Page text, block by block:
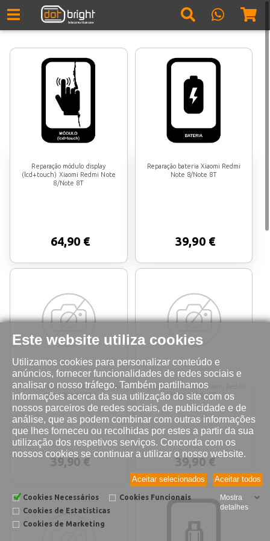
Este website utiliza cookies
Utilizamos cookies para personalizar conteúdo e
anúncios, fornecer funcionalidades de redes sociais e
analisar o nosso tráfego. Também partilhamos
informações acerca da sua utilização do site com os
nossos parceiros de redes sociais, de publicidade e de
análise, que as podem combinar com outras informações
que lhes forneceu ou recolhidas por estes a partir da sua
utilização dos respetivos serviços. Concorda com os
nossos cookies se continuar a utilizar o nosso website.
Aceitar todos
Aceitar selecionados
Cookies Necessários
Cookies Funcionais
Cookies de Estatísticas
Cookies de Marketing
Mostra
detalhes
Reparação módulo display
(lcd+touch) Xiaomi Redmi Note
8/Note 8T
64,90 €
Reparação bateria Xiaomi Redmi
Note 8/Note 8T
39,90 €
Reparação altifalante Xiaomi Redmi
Note 8/Note 8T
39,90 €
Reparação microfone Xiaomi Redmi
Note 8/Note 8T
39,90 €